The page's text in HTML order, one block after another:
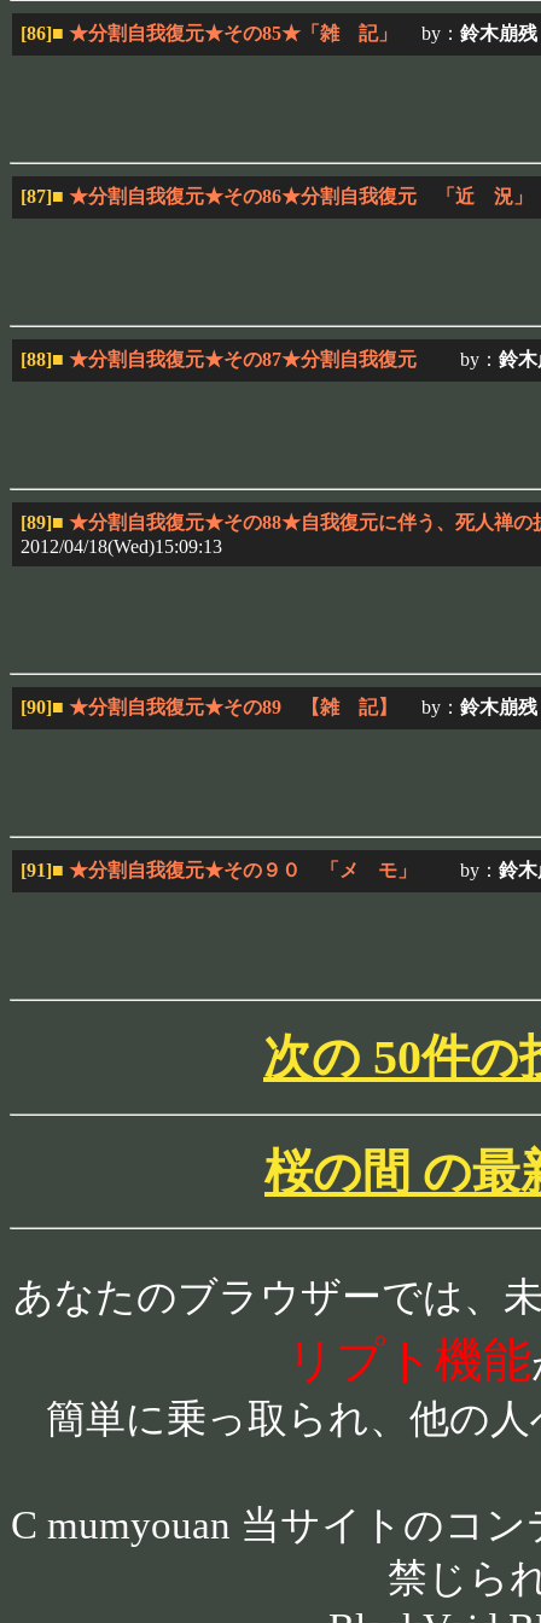
[86]■ ★分割自我復元★その85★「雑 記」 by： 鈴木崩残
[87]■ ★分割自我復元★その86★分割自我復元 「近 況」
[88]■ ★分割自我復元★その87★分割自我復元 by： 鈴
[89]■ ★分割自我復元★その88★自我復元に伴う、死人禅の
2012/04/18(Wed)15:09:13
[90]■ ★分割自我復元★その89 【雑 記】 by： 鈴木崩残
[91]■ ★分割自我復元★その９０ 「メ モ」 by： 鈴
次の 50件の
桜の間 の最
あなたのブラウザーでは、
リプト機能
簡単に乗っ取られ、他の
C mumyouan 当サイトのコ
禁じら